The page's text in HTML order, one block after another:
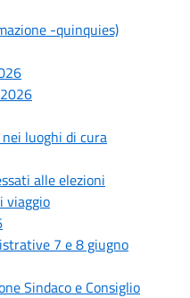
-quinquies)
luoghi di cura
alle elezioni
viaggio
7 e 8 giugno
Sindaco e Consiglio